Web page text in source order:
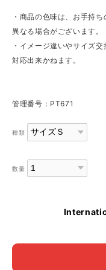
・商品の色味は、お手持
異なる場合がございます。
・イメージ違いやサイズ
対応出来かねます。
管理番号：PT671
種類
数量